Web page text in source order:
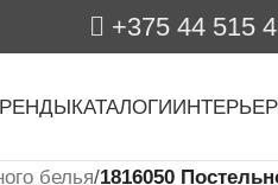
+375 44 515
КАТАЛОГИ
белья/1816050